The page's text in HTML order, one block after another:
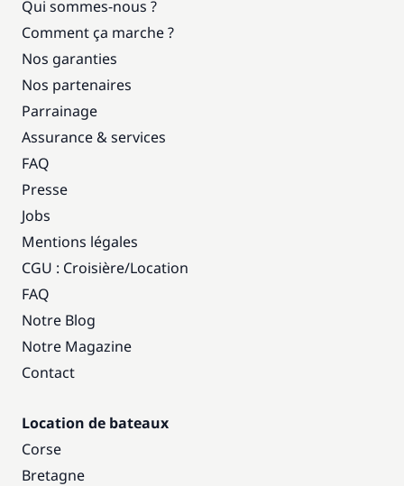
Qui sommes-nous ?
Comment ça marche ?
Nos garanties
Nos partenaires
Parrainage
Assurance & services
FAQ
Presse
Jobs
Mentions légales
CGU : Croisière/Location
FAQ
Notre Blog
Notre Magazine
Contact
Location de bateaux
Corse
Bretagne